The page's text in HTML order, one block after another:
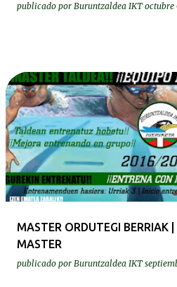
publicado por Buruntzaldea IKT octubre
MASTER ORDUTEGI BERRIAK
MASTER
publicado por Buruntzaldea IKT